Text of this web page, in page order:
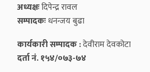
अध्यक्षःदिपेन्द्र रावल
सम्पादकःधनन्‍जय बुढा
कार्यकारी सम्पादक :देवीराम देवकोटा
दर्ता नं. १५४/०७३-७४